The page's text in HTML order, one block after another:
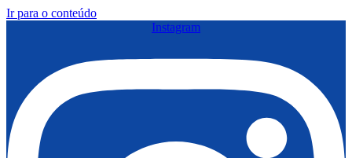
Ir para o conteúdo
Instagram